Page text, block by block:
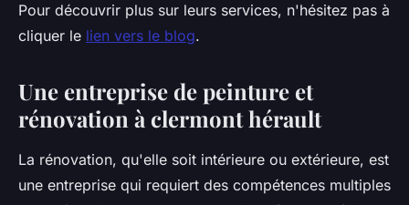
Pour découvrir plus sur leurs services, n'hésitez pas à
cliquer le lien vers le blog.
Une entreprise de peinture et
rénovation à clermont hérault
La rénovation, qu'elle soit intérieure ou extérieure, est
une entreprise qui requiert des compétences multiples